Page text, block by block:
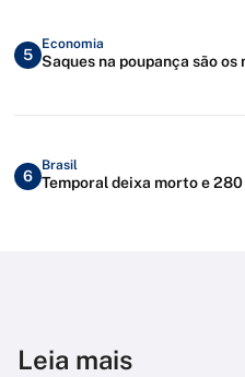
5
Economia
Saques na poupança são
6
Brasil
Temporal deixa morto e
Leia mais